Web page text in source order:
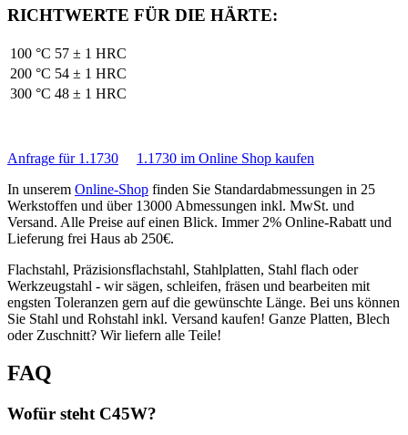
RICHTWERTE FÜR DIE HÄRTE:
100 °C 57 ± 1 HRC
200 °C 54 ± 1 HRC
300 °C 48 ± 1 HRC
Anfrage für 1.1730
1.1730 im Online Shop kaufen
In unserem Online-Shop finden Sie Standardabmessungen in 25
Werkstoffen und über 13000 Abmessungen inkl. MwSt. und
Versand. Alle Preise auf einen Blick. Immer 2% Online-Rabatt und
Lieferung frei Haus ab 250€.
Flachstahl, Präzisionsflachstahl, Stahlplatten, Stahl flach oder
Werkzeugstahl - wir sägen, schleifen, fräsen und bearbeiten mit
engsten Toleranzen gern auf die gewünschte Länge. Bei uns können
Sie Stahl und Rohstahl inkl. Versand kaufen! Ganze Platten, Blech
oder Zuschnitt? Wir liefern alle Teile!
FAQ
Wofür steht C45W?